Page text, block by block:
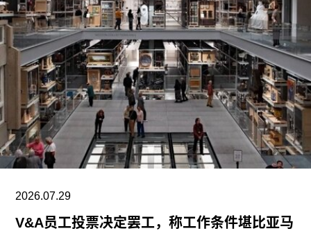
2026.07.29
V&A员工投票决定罢工，称工作条件堪比亚马